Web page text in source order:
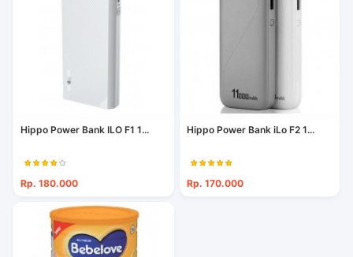
Hippo Power Bank ILO F1 1...
Rp. 180.000
Hippo Power Bank iLo F2 1...
Rp. 170.000